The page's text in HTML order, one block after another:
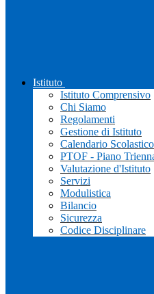
Istituto
Istituto Comprensivo
Chi Siamo
Regolamenti
Gestione di Istituto
Calendario Scolastico
PTOF - Piano
Valutazione d'Istituto
Servizi
Modulistica
Bilancio
Sicurezza
Codice Disciplinare